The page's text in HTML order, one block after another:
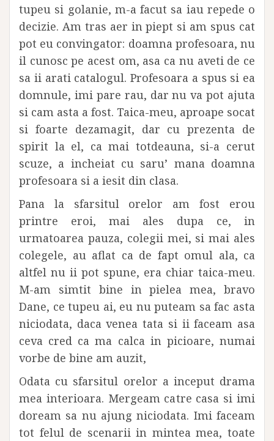
tupeu si golanie, m-a facut sa iau repede o
decizie. Am tras aer in piept si am spus cat
pot eu convingator: doamna profesoara, nu
il cunosc pe acest om, asa ca nu aveti de ce
sa ii arati catalogul. Profesoara a spus si ea
domnule, imi pare rau, dar nu va pot ajuta
si cam asta a fost. Taica-meu, aproape socat
si foarte dezamagit, dar cu prezenta de
spirit la el, ca mai totdeauna, si-a cerut
scuze, a incheiat cu saru’ mana doamna
profesoara si a iesit din clasa.
Pana la sfarsitul orelor am fost erou
printre eroi, mai ales dupa ce, in
urmatoarea pauza, colegii mei, si mai ales
colegele, au aflat ca de fapt omul ala, ca
altfel nu ii pot spune, era chiar taica-meu.
M-am simtit bine in pielea mea, bravo
Dane, ce tupeu ai, eu nu puteam sa fac asta
niciodata, daca venea tata si ii faceam asa
ceva cred ca ma calca in picioare, numai
vorbe de bine am auzit,
Odata cu sfarsitul orelor a inceput drama
mea interioara. Mergeam catre casa si imi
doream sa nu ajung niciodata. Imi faceam
tot felul de scenarii in mintea mea, toate